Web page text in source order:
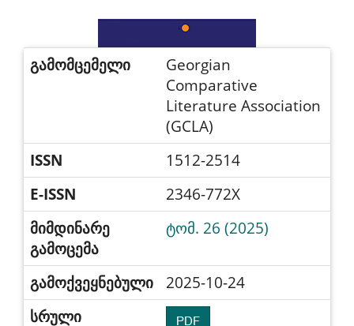
გამომცემელი
Georgian
Comparative
Literature Association
(GCLA)
ISSN
1512-2514
E-ISSN
2346-772X
მიმდინარე
გამოცემა
ტომ. 26 (2025)
გამოქვეყნებული
2025-10-24
სრული
PDF